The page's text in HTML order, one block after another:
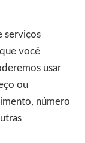
serviços
você
usar
ou
número